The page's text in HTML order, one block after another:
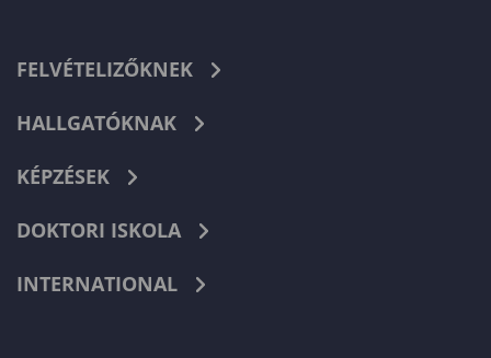
FELVÉTELIZŐKNEK
HALLGATÓKNAK
KÉPZÉSEK
DOKTORI ISKOLA
INTERNATIONAL